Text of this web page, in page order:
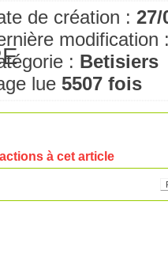
de création : 27/
: Betisiers
lue 5507 fois
à cet article